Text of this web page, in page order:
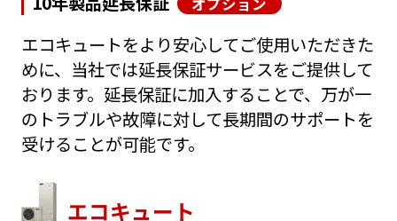
エコキュートをより安心してご使用いただきた
めに、当社では延長保証サービスをご提供して
おります。延長保証に加入することで、万が一
のトラブルや故障に対して長期間のサポートを
受けることが可能です。
エコキュート